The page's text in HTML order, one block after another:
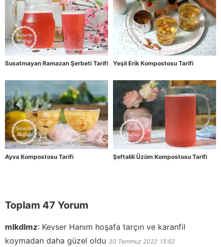
Susatmayan Ramazan Şerbeti Tarifi Yeşil Erik Kompostosu Tarifi
Ayva Kompostosu Tarifi Şeftalili Üzüm Kompostosu Tarifi
Toplam 47 Yorum
mlkdlmz: Kevser Hanım hoşafa tarçın ve karanfil
koymadan daha güzel oldu 30 Temmuz 2022 15:52